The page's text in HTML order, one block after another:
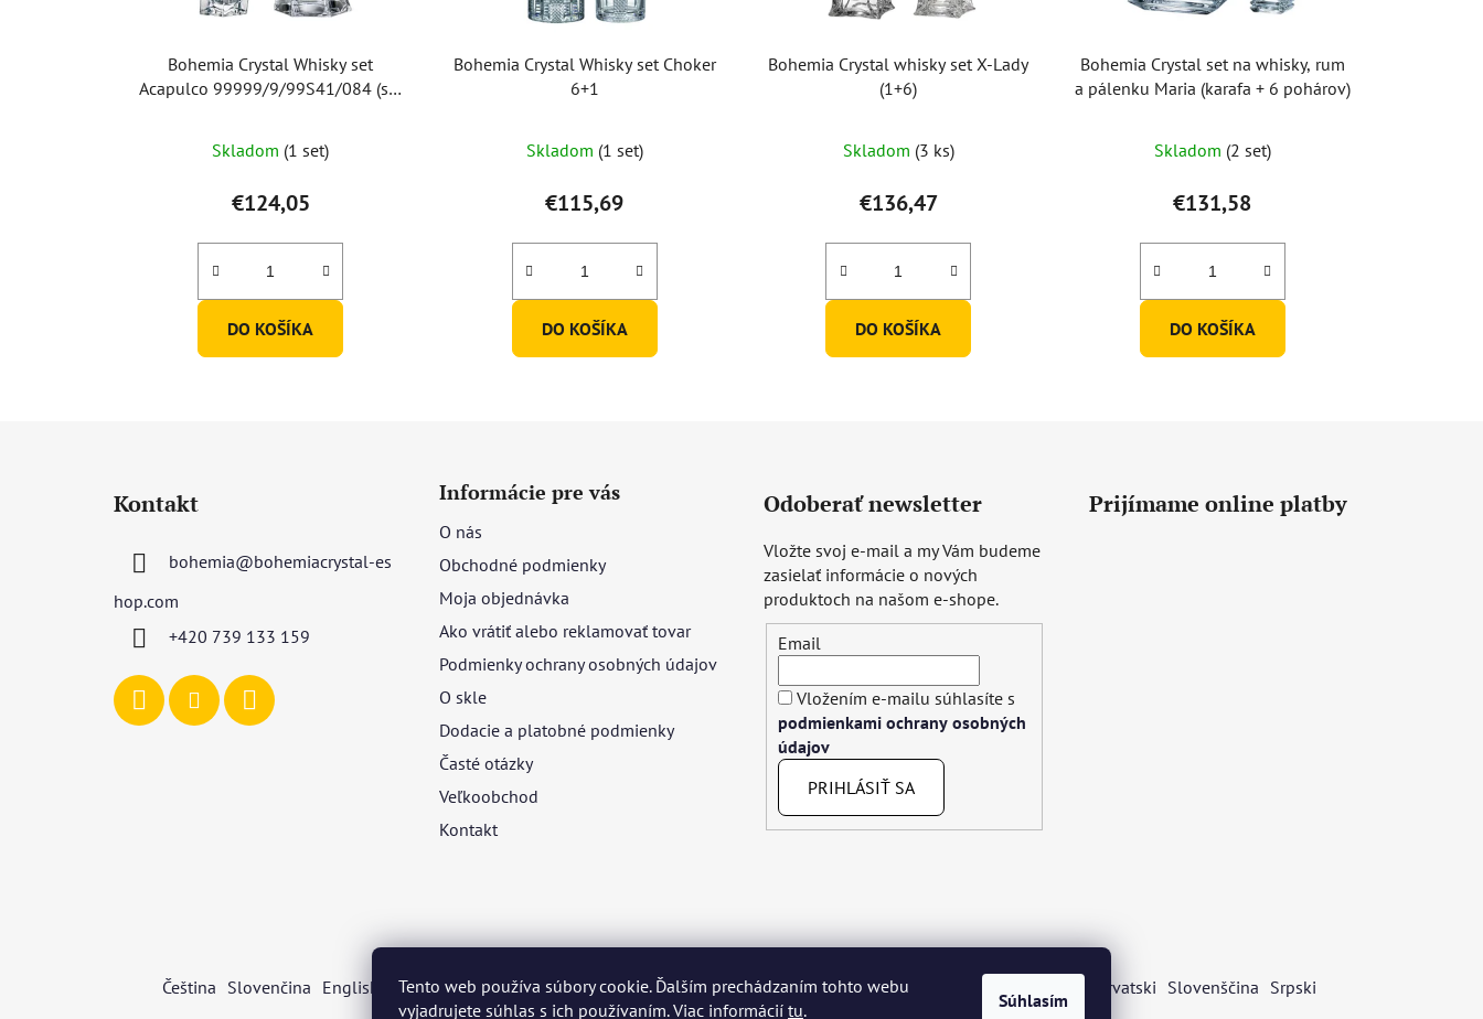
Tento web používa súbory cookie. Ďalším prechádzaním tohto webu
vyjadrujete súhlas s ich používaním. Viac informácií tu. Súhlasím
Bohemia Crystal Whisky set
Acapulco 99999/9/99S41/084 (set
Skladom (1 set)
€124,05
DO KOŠÍKA
Bohemia Crystal Whisky set Choker
6+1
hodnotenie
produktu
je
5,0
z
hviezdičiek.
Skladom (1 set)
€115,69
DO KOŠÍKA
Bohemia Crystal whisky set X-Lady
(1+6)
Skladom (3 ks)
€136,47
DO KOŠÍKA
Bohemia Crystal set na whisky, rum
a pálenku Maria (karafa + 6 pohárov)
Skladom (2 set)
€131,58
DO KOŠÍKA
Kontakt
bohemia@bohemiacrystal-es
hop.com
+420 739 133 159
Informácie pre vás
O nás
Obchodné podmienky
Moja objednávka
Ako vrátiť alebo reklamovať tovar
Podmienky ochrany osobných údajov
O skle
Dodacie a platobné podmienky
Časté otázky
Veľkoobchod
Kontakt
Odoberať newsletter
Vložte svoj e-mail a my Vám budeme
zasielať informácie o nových
produktoch na našom e-shope.
Email
Vložením e-mailu súhlasíte s
podmienkami ochrany osobných
údajov
PRIHLÁSIŤ SA
Prijímame online platby
Čeština Slovenčina English Deutsch Magyar Język polski Română Italiano Español Français Hrvatski Slovenščina Srpski
Nederlands Українська Ελληνικά